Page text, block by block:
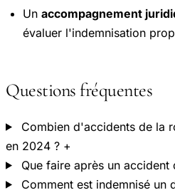
Un accompagnement
évaluer l'indemnisation
Questions fréquentes
Combien d'accidents de la
en 2024 ? +
Que faire après un accident
Comment est indemnisé un